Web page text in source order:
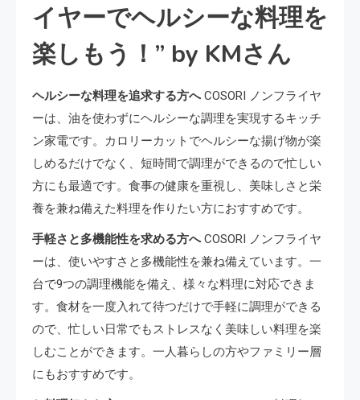
イヤーでヘルシーな料理を
楽しもう！” by KMさん
ヘルシーな料理を追求する方へCOSORI ノンフライヤ
ーは、油を使わずにヘルシーな調理を実現するキッチ
ン家電です。カロリーカットでヘルシーな揚げ物が楽
しめるだけでなく、短時間で調理ができるので忙しい
方にも最適です。食事の健康を重視し、美味しさと栄
養を兼ね備えた料理を作りたい方におすすめです。
手軽さと多機能性を求める方へCOSORI ノンフライヤ
ーは、使いやすさと多機能性を兼ね備えています。一
台で9つの調理機能を備え、様々な料理に対応できま
す。食材を一度入れて待つだけで手軽に調理ができる
ので、忙しい日常でもストレスなく美味しい料理を楽
しむことができます。一人暮らしの方やファミリー層
にもおすすめです。